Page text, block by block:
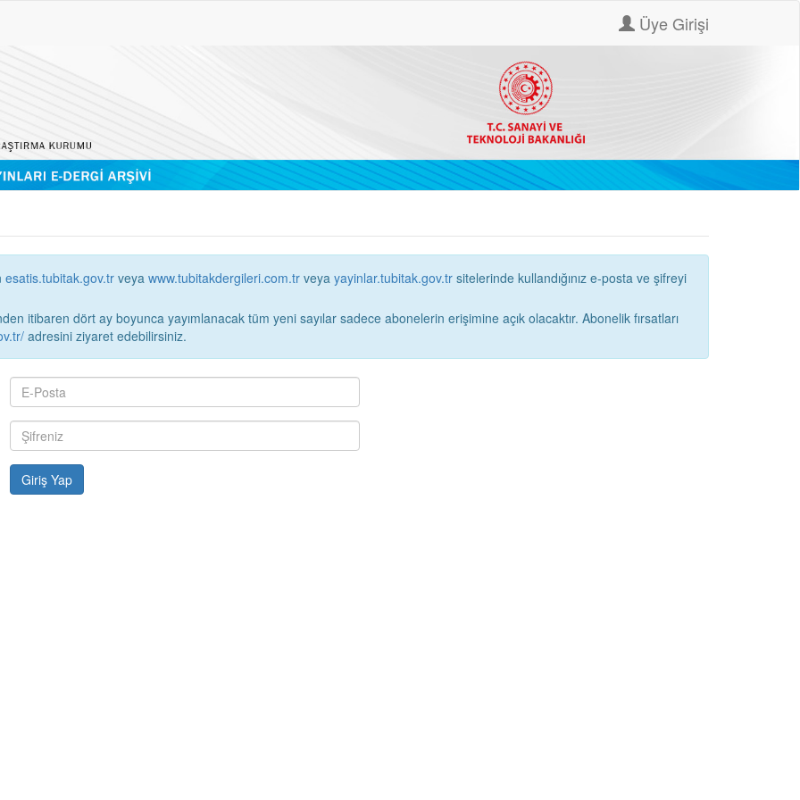
Üye Girişi
esatis.tubitak.gov.tr veya www.tubitakdergileri.com.tr veya yayinlar.tubitak.gov.tr
itibaren dört ay boyunca yayımlanacak tüm yeni sayılar sadece abonelerin erişimine açık olacaktır. Abonelik fırsatları
adresini ziyaret edebilirsiniz.